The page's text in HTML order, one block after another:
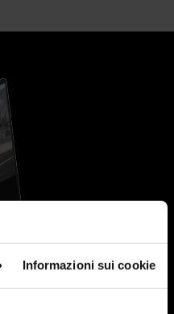
Informazioni sui cookie